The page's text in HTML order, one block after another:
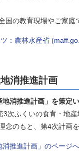
国の教育現場やご家
：農林水産省
消推進計画
地消推進計画」を策定
次ふくいの食育・地
念のもと、第4次計画
消推進計画」のページへ